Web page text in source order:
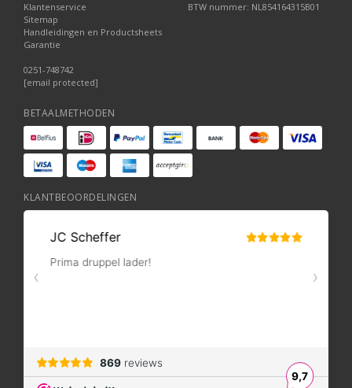
Klantenservice
Sitemap
Handleidingen en Productsheets
Garantie
0251-748742
[email protected]
BTW nummer: NL854164315B01
BETAALMETHODEN
KLANTBEOORDELINGEN